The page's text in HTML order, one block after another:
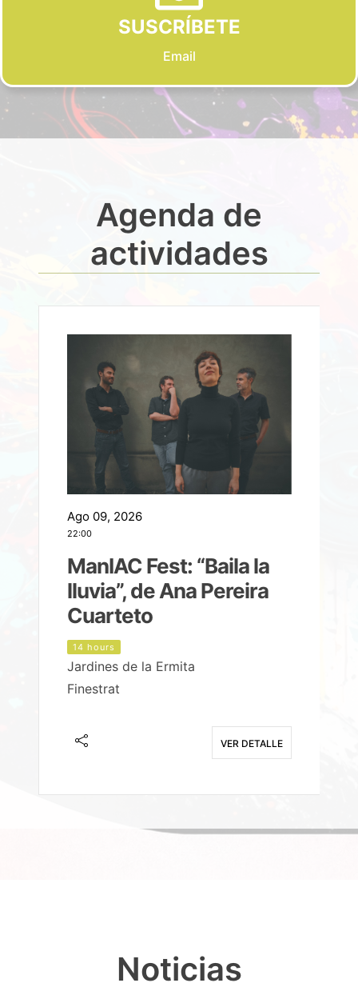
SUSCRÍBETE
Email
Agenda de
actividades
Ago 09, 2026
22:00
ManIAC Fest: “Baila la
lluvia”, de Ana Pereira
Cuarteto
14 hours
Jardines de la Ermita
Finestrat
VER DETALLE
Noticias